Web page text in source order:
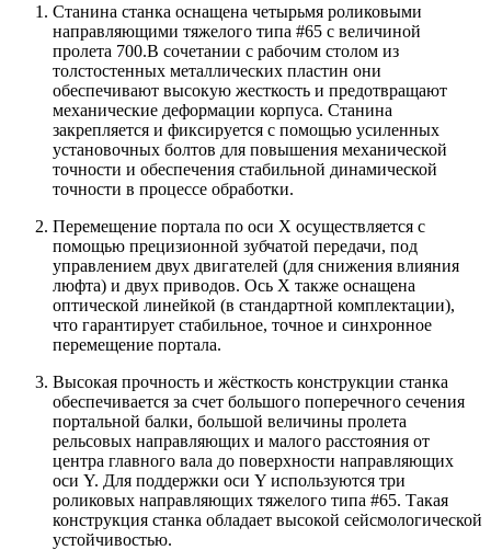
Станина станка оснащена четырьмя роликовыми
направляющими тяжелого типа #65 с величиной
пролета 700.В сочетании с рабочим столом из
толстостенных металлических пластин они
обеспечивают высокую жесткость и предотвращают
механические деформации корпуса. Станина
закрепляется и фиксируется с помощью усиленных
установочных болтов для повышения механической
точности и обеспечения стабильной динамической
точности в процессе обработки.
Перемещение портала по оси Х осуществляется с
помощью прецизионной зубчатой передачи, под
управлением двух двигателей (для снижения влияния
люфта) и двух приводов. Ось Х также оснащена
оптической линейкой (в стандартной комплектации),
что гарантирует стабильное, точное и синхронное
перемещение портала.
Высокая прочность и жёсткость конструкции станка
обеспечивается за счет большого поперечного сечения
портальной балки, большой величины пролета
рельсовых направляющих и малого расстояния от
центра главного вала до поверхности направляющих
оси Y. Для поддержки оси Y используются три
роликовых направляющих тяжелого типа #65. Такая
конструкция станка обладает высокой сейсмологической
устойчивостью.